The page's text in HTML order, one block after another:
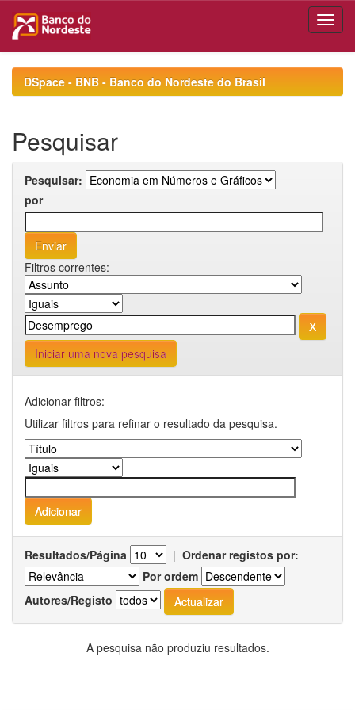
navigationDSpace - BNB - Banco do Nordeste do Brasil
Pesquisar
Pesquisar:
por
Filtros correntes:
Iniciar uma nova pesquisa
Adicionar filtros:
Utilizar filtros para refinar o resultado da pesquisa.
Resultados/Página | Ordenar registos por:
Por ordem
Autores/Registo
A pesquisa não produziu resultados.